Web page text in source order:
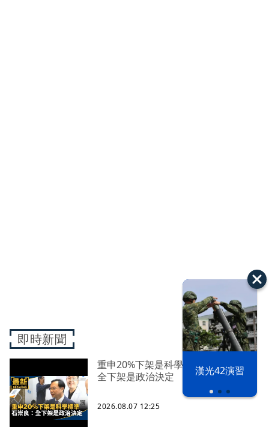
漢光42演習
即時新聞
重申20%下架是科學標準 石崇良：
全下架是政治決定
2026.08.07 12:25